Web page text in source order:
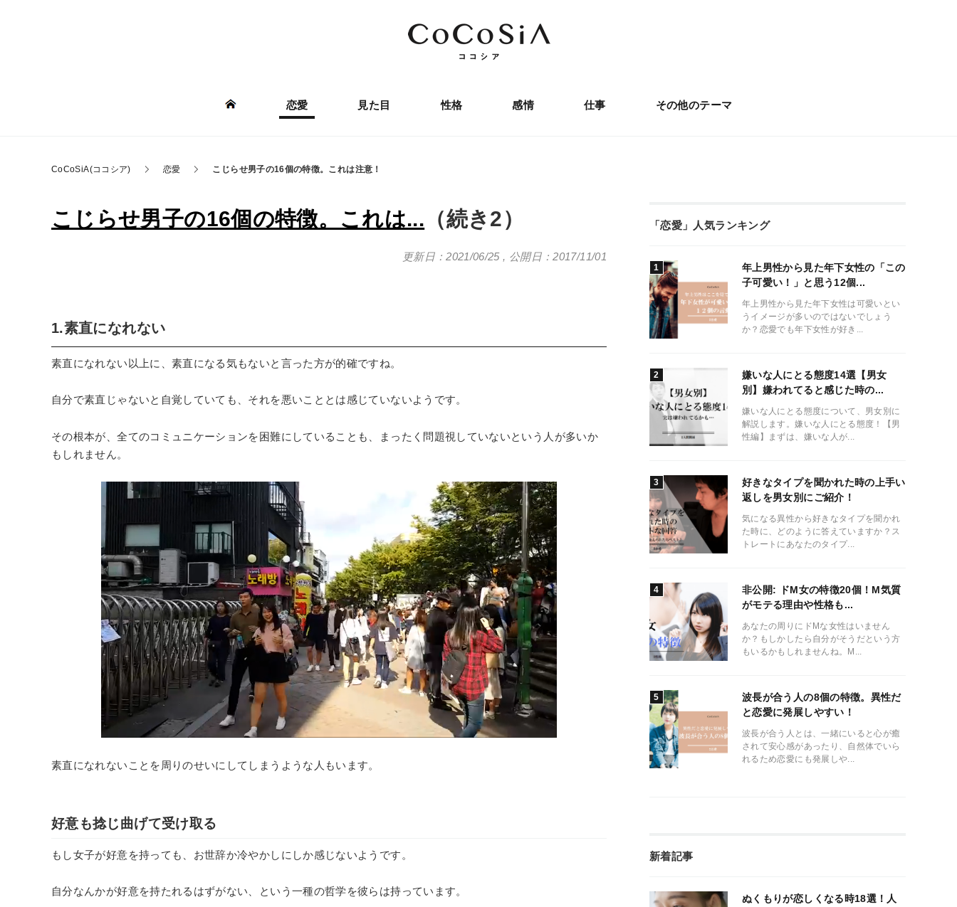
恋愛 見た目 性格 感情 仕事 その他のテーマ
CoCoSiA(ココシア) 恋愛 こじらせ男子の16個の特徴。これは注意！
こじらせ男子の16個の特徴。これは... （続き2）
更新日：2021/06/25 , 公開日：2017/11/01
1.素直になれない
素直になれない以上に、素直になる気もないと言った方が的確ですね。
自分で素直じゃないと自覚していても、それを悪いこととは感じていないようです。
その根本が、全てのコミュニケーションを困難にしていることも、まったく問題視していないという人が多いか
もしれません。
素直になれないことを周りのせいにしてしまうような人もいます。
好意も捻じ曲げて受け取る
もし女子が好意を持っても、お世辞か冷やかしにしか感じないようです。
自分なんかが好意を持たれるはずがない、という一種の哲学を彼らは持っています。
「恋愛」人気ランキング
年上男性から見た年下女性の「この
子可愛い！」と思う12個...
年上男性から見た年下女性は可愛いとい
うイメージが多いのではないでしょう
か？恋愛でも年下女性が好き...
嫌いな人にとる態度14選【男女
別】嫌われてると感じた時の...
嫌いな人にとる態度について、男女別に
解説します。嫌いな人にとる態度！【男
性編】まずは、嫌いな人が...
好きなタイプを聞かれた時の上手い
返しを男女別にご紹介！
気になる異性から好きなタイプを聞かれ
た時に、どのように答えていますか？ス
トレートにあなたのタイプ...
非公開: ドM女の特徴20個！M気質
がモテる理由や性格も...
あなたの周りにドMな女性はいません
か？もしかしたら自分がそうだという方
もいるかもしれませんね。M...
波長が合う人の8個の特徴。異性だ
と恋愛に発展しやすい！
波長が合う人とは、一緒にいると心が癒
されて安心感があったり、自然体でいら
れるため恋愛にも発展しや...
新着記事
ぬくもりが恋しくなる時18選！人